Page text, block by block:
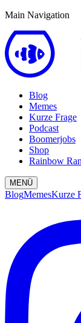
Main Navigation
Blog
Memes
Kurze Frage
Podcast
Boomerjobs
Shop
Rainbow
MENÜ
BlogMemesKurze